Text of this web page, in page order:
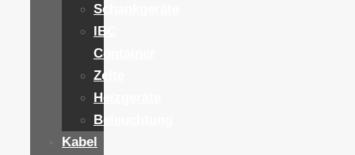
Schankgeräte
IBC
Container
Zelte
Heizgeräte
Beleuchtung
Kabel